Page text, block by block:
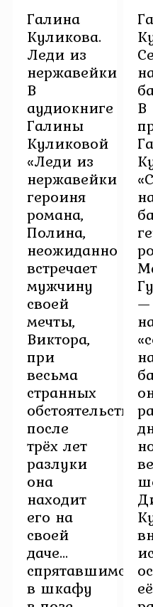
Галина
Куликова.
Леди из
нержавейки
В
аудиокниге
Галины
Куликовой
«Леди из
нержавейки
героиня
романа,
Полина,
неожиданно
встречает
мужчину
своей
мечты,
Виктора,
при
весьма
странных
обстоятельствах:
после
трёх лет
разлуки
она
находит
его на
своей
даче…
спрятавшимся
в шкафу
В
—